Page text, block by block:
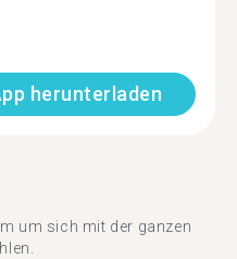
herunterladen
um sich mit der ganzen